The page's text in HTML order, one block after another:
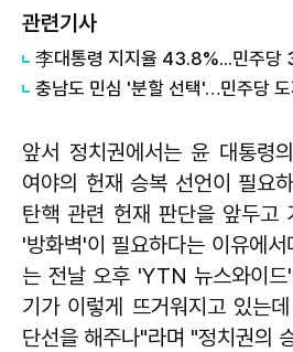
관련기사
앞서 정치권에서는 윤 대통령
여야의 헌재 승복 선언이 필요
탄핵 관련 헌재 판단을 앞두고
'방화벽'이 필요하다는 이유에
는 전날 오후 'YTN 뉴스와이
기가 이렇게 뜨거워지고 있는
단선을 해주나"라며 "정치권의